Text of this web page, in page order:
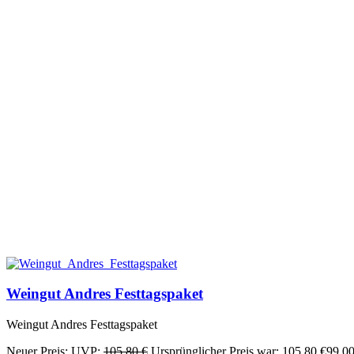
Weingut Andres Festtagspaket
Weingut Andres Festtagspaket
Neuer Preis: UVP: 105,80€ Ursprünglicher Preis war: 105,80 €99,00